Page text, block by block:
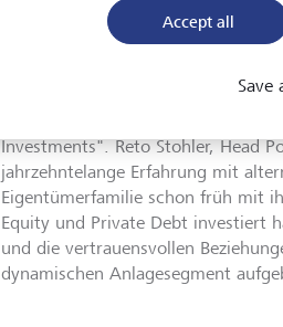
In Westeuropa sowie in
Investments". Reto Stohler, Head
jahrzehntelange Erfahrung mit
Eigentümerfamilie schon früh mit
Equity und Private Debt investiert
und die vertrauensvollen
dynamischen Anlagesegment
Accept all
Save